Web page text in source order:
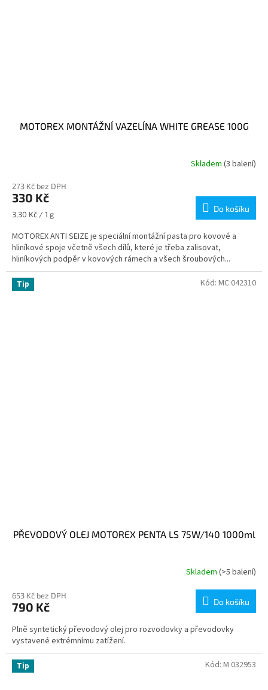
MOTOREX MONTÁŽNÍ VAZELÍNA WHITE GREASE 100G
Skladem (3 balení)
273 Kč bez DPH
330 Kč
Měrná
3,30 Kč / 1 g
Do košíku
MOTOREX ANTI SEIZE je speciální montážní pasta pro kovové a
hliníkové spoje včetně všech dílů, které je třeba zalisovat,
hliníkových podpěr v kovových rámech a všech šroubových...
Tip
PŘEVODOVÝ OLEJ MOTOREX PENTA LS 75W/140 1000ml
Skladem (>5 balení)
653 Kč bez DPH
790 Kč Do košíku
Plně syntetický převodový olej pro rozvodovky a převodovky
vystavené extrémnímu zatížení.
Kód: MC 042310
Tip Kód: M 032953